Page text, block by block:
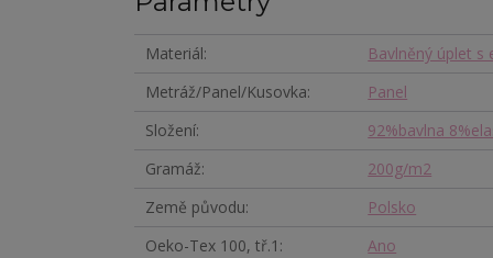
Materiál
Bavlněný úplet s
Metráž/Panel/Kusovka
Panel
Složení
92%bavlna
Gramáž
200g/m2
Země původu
Polsko
Oeko-Tex 100, tř.1
Ano